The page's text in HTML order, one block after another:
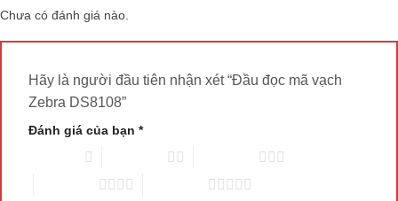
Chưa có đánh giá nào.
Hãy là người đầu tiên nhận xét “Đầu đọc mã vạch
Zebra DS8108”
Đánh giá của bạn *